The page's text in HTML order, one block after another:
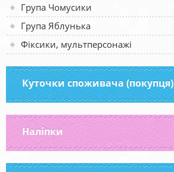
Група Чомусики
Група Яблунька
Фіксики, мультперсонажі
Куточки споживача (покупця)
Наліпки